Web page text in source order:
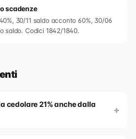
scadenze
30/11 saldo acconto 60%, 30/06
saldo. Codici 1842/1840.
cedolare 21% anche dalla
+